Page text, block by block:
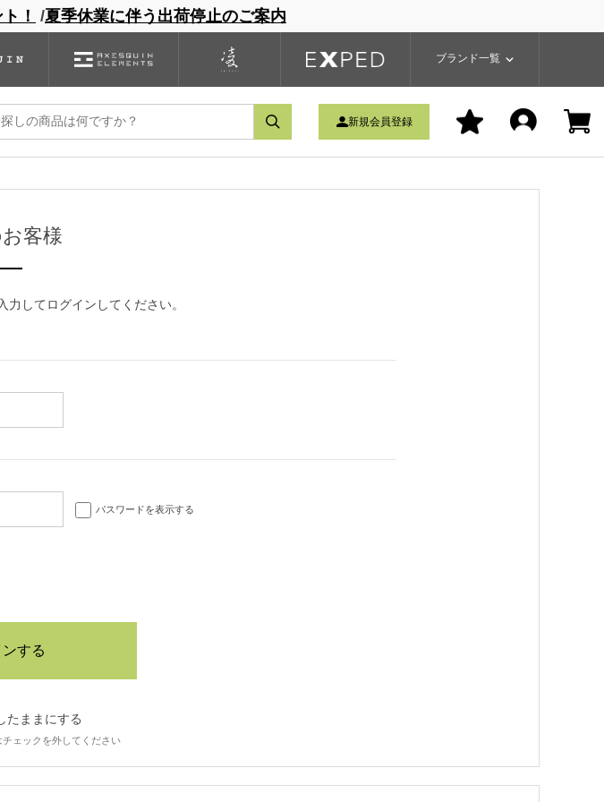
！ /夏季休業に伴う出荷停止のご案内
ブランド一覧
ブランドサイト 商品一覧
新規会員登録
ギング アウトレット
す。
客様
してログインしてください。
パスワードを表示する
たままにする
ェックを外してください